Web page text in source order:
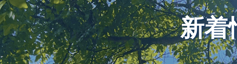
新着